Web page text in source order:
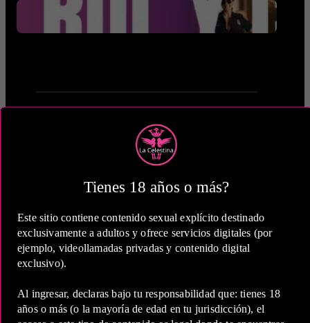
Tienes 18 años o más?
Este sitio contiene contenido sexual explícito destinado
exclusivamente a adultos y ofrece servicios digitales (por
ejemplo, videollamadas privadas y contenido digital
exclusivo).
Al ingresar, declaras bajo tu responsabilidad que: tienes 18
años o más (o la mayoría de edad en tu jurisdicción), el
1 Hora
2 Horas